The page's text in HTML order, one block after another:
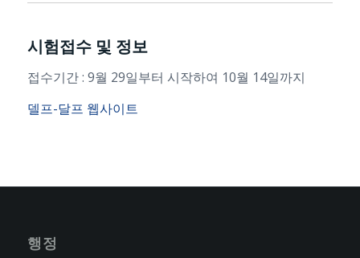
시험접수 및 정보
접수기간 : 9월 29일부터 시작하여 10월 14일까지
델프-달프 웹사이트
행정